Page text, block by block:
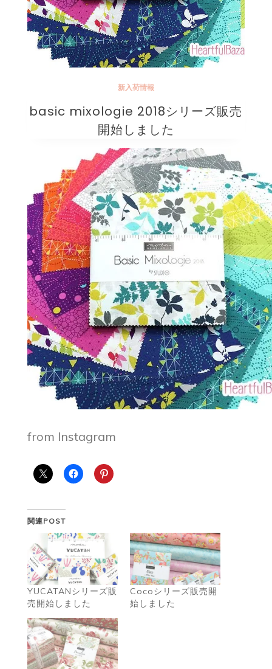
新入荷情報
basic mixologie 2018シリーズ販売
開始しました
from Instagram
関連POST
YUCATANシリーズ販
売開始しました
Cocoシリーズ販売開
始しました